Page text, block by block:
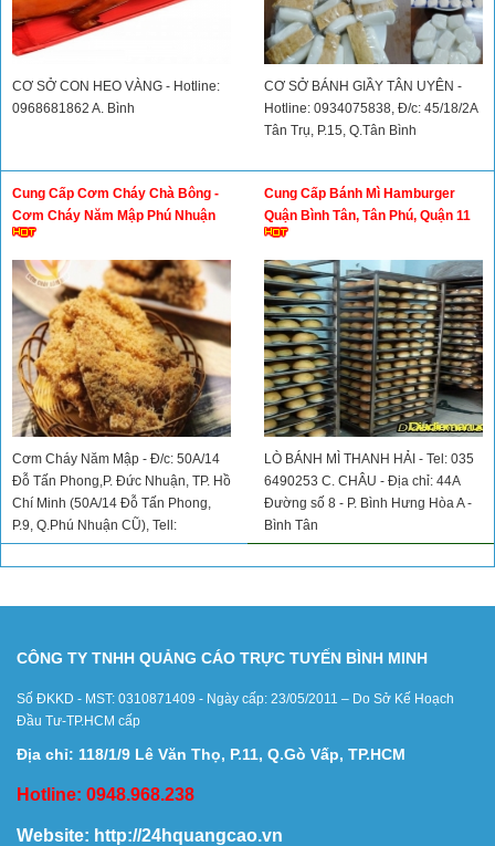
CƠ SỞ CON HEO VÀNG - Hotline:
0968681862 A. Bình
CƠ SỞ BÁNH GIẦY TÂN UYÊN -
Hotline: 0934075838, Đ/c: 45/18/2A
Tân Trụ, P.15, Q.Tân Bình
Cung Cấp Cơm Cháy Chà Bông -
Cơm Cháy Năm Mập Phú Nhuận
Cơm Cháy Năm Mập - Đ/c: 50A/14
Đỗ Tấn Phong,P. Đức Nhuận, TP. Hồ
Chí Minh (50A/14 Đỗ Tấn Phong,
P.9, Q.Phú Nhuận CŨ), Tell:
0776982425
Cung Cấp Bánh Mì Hamburger
Quận Bình Tân, Tân Phú, Quận 11
LÒ BÁNH MÌ THANH HẢI - Tel: 035
6490253 C. CHÂU - Địa chỉ: 44A
Đường số 8 - P. Bình Hưng Hòa A -
Bình Tân
CÔNG TY TNHH QUẢNG CÁO TRỰC TUYẾN BÌNH MINH
Số ĐKKD - MST: 0310871409 - Ngày cấp: 23/05/2011 – Do Sở Kế Hoạch
Đầu Tư-TP.HCM cấp
Địa chỉ: 118/1/9 Lê Văn Thọ, P.11, Q.Gò Vấp, TP.HCM
Hotline: 0948.968.238
Website: http://24hquangcao.vn